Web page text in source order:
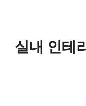
실내 인테